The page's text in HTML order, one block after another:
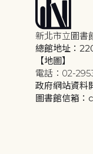
新北市立圖書
總館地址：
【地圖】
電話：02-
政府網站資料
圖書館信箱